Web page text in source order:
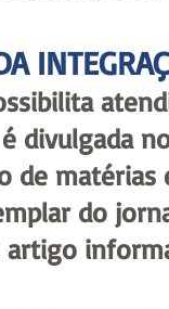
divulgada
de
do
artigo